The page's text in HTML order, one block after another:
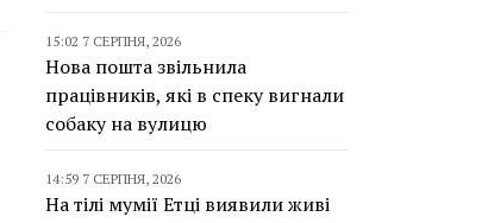
15:02 7 СЕРПНЯ, 2026
Нова пошта звільнила
працівників, які в спеку вигнали
собаку на вулицю
14:59 7 СЕРПНЯ, 2026
На тілі мумії Етці виявили живі